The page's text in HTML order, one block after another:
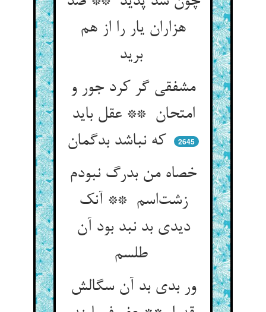
هزاران یار را از هم
برید
مشفقی گر کرد جور و
امتحان ** عقل باید
2645
خصاه من بدرگ نبودم
زشت‌اسم ** آنک
دیدی بد نبد بود آن
طلسم
ور بدی بد آن سگالش